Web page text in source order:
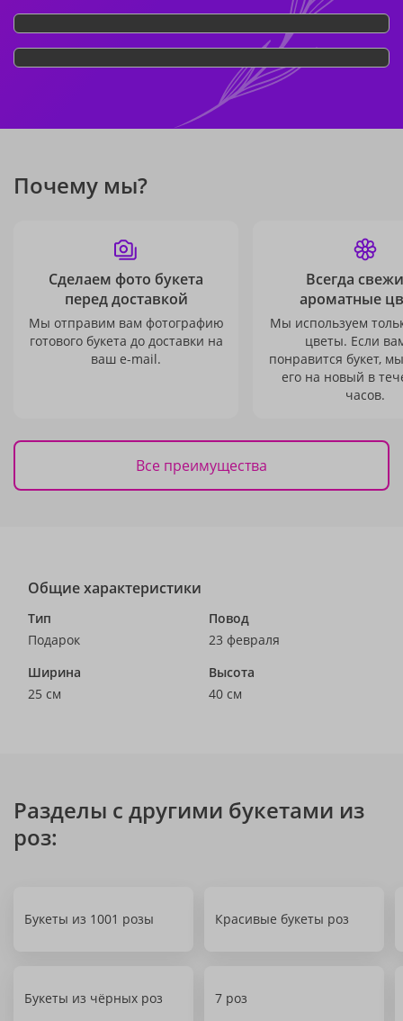
Почему мы?
Сделаем фото букета
перед доставкой
Мы отправим вам фотографию
готового букета до доставки на
ваш e-mail.
Всегда
ароматные
Мы используем
цветы. Если
понравится букет,
его на новый в
часов.
Все преимущества
Общие характеристики
Тип
Подарок
Повод
23 февраля
Ширина
25 см
Высота
40 см
Разделы с другими букетами из
роз:
Букеты из 1001 розы Красивые букеты роз
Букеты из чёрных роз 7 роз